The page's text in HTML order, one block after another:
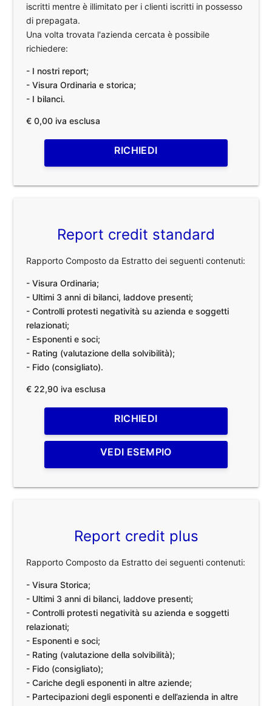
iscritti mentre è illimitato per i clienti iscritti in possesso
di prepagata.
Una volta trovata l'azienda cercata è possibile
richiedere:
- I nostri report;
- Visura Ordinaria e storica;
- I bilanci.
€ 0,00 iva esclusa
RICHIEDI
Report credit standard
Rapporto Composto da Estratto dei seguenti contenuti:
- Visura Ordinaria;
- Ultimi 3 anni di bilanci, laddove presenti;
- Controlli protesti negatività su azienda e soggetti
relazionati;
- Esponenti e soci;
- Rating (valutazione della solvibilità);
- Fido (consigliato).
€ 22,90 iva esclusa
RICHIEDI
VEDI ESEMPIO
Report credit plus
Rapporto Composto da Estratto dei seguenti contenuti:
- Visura Storica;
- Ultimi 3 anni di bilanci, laddove presenti;
- Controlli protesti negatività su azienda e soggetti
relazionati;
- Esponenti e soci;
- Rating (valutazione della solvibilità);
- Fido (consigliato);
- Cariche degli esponenti in altre aziende;
- Partecipazioni degli esponenti e dell’azienda in altre